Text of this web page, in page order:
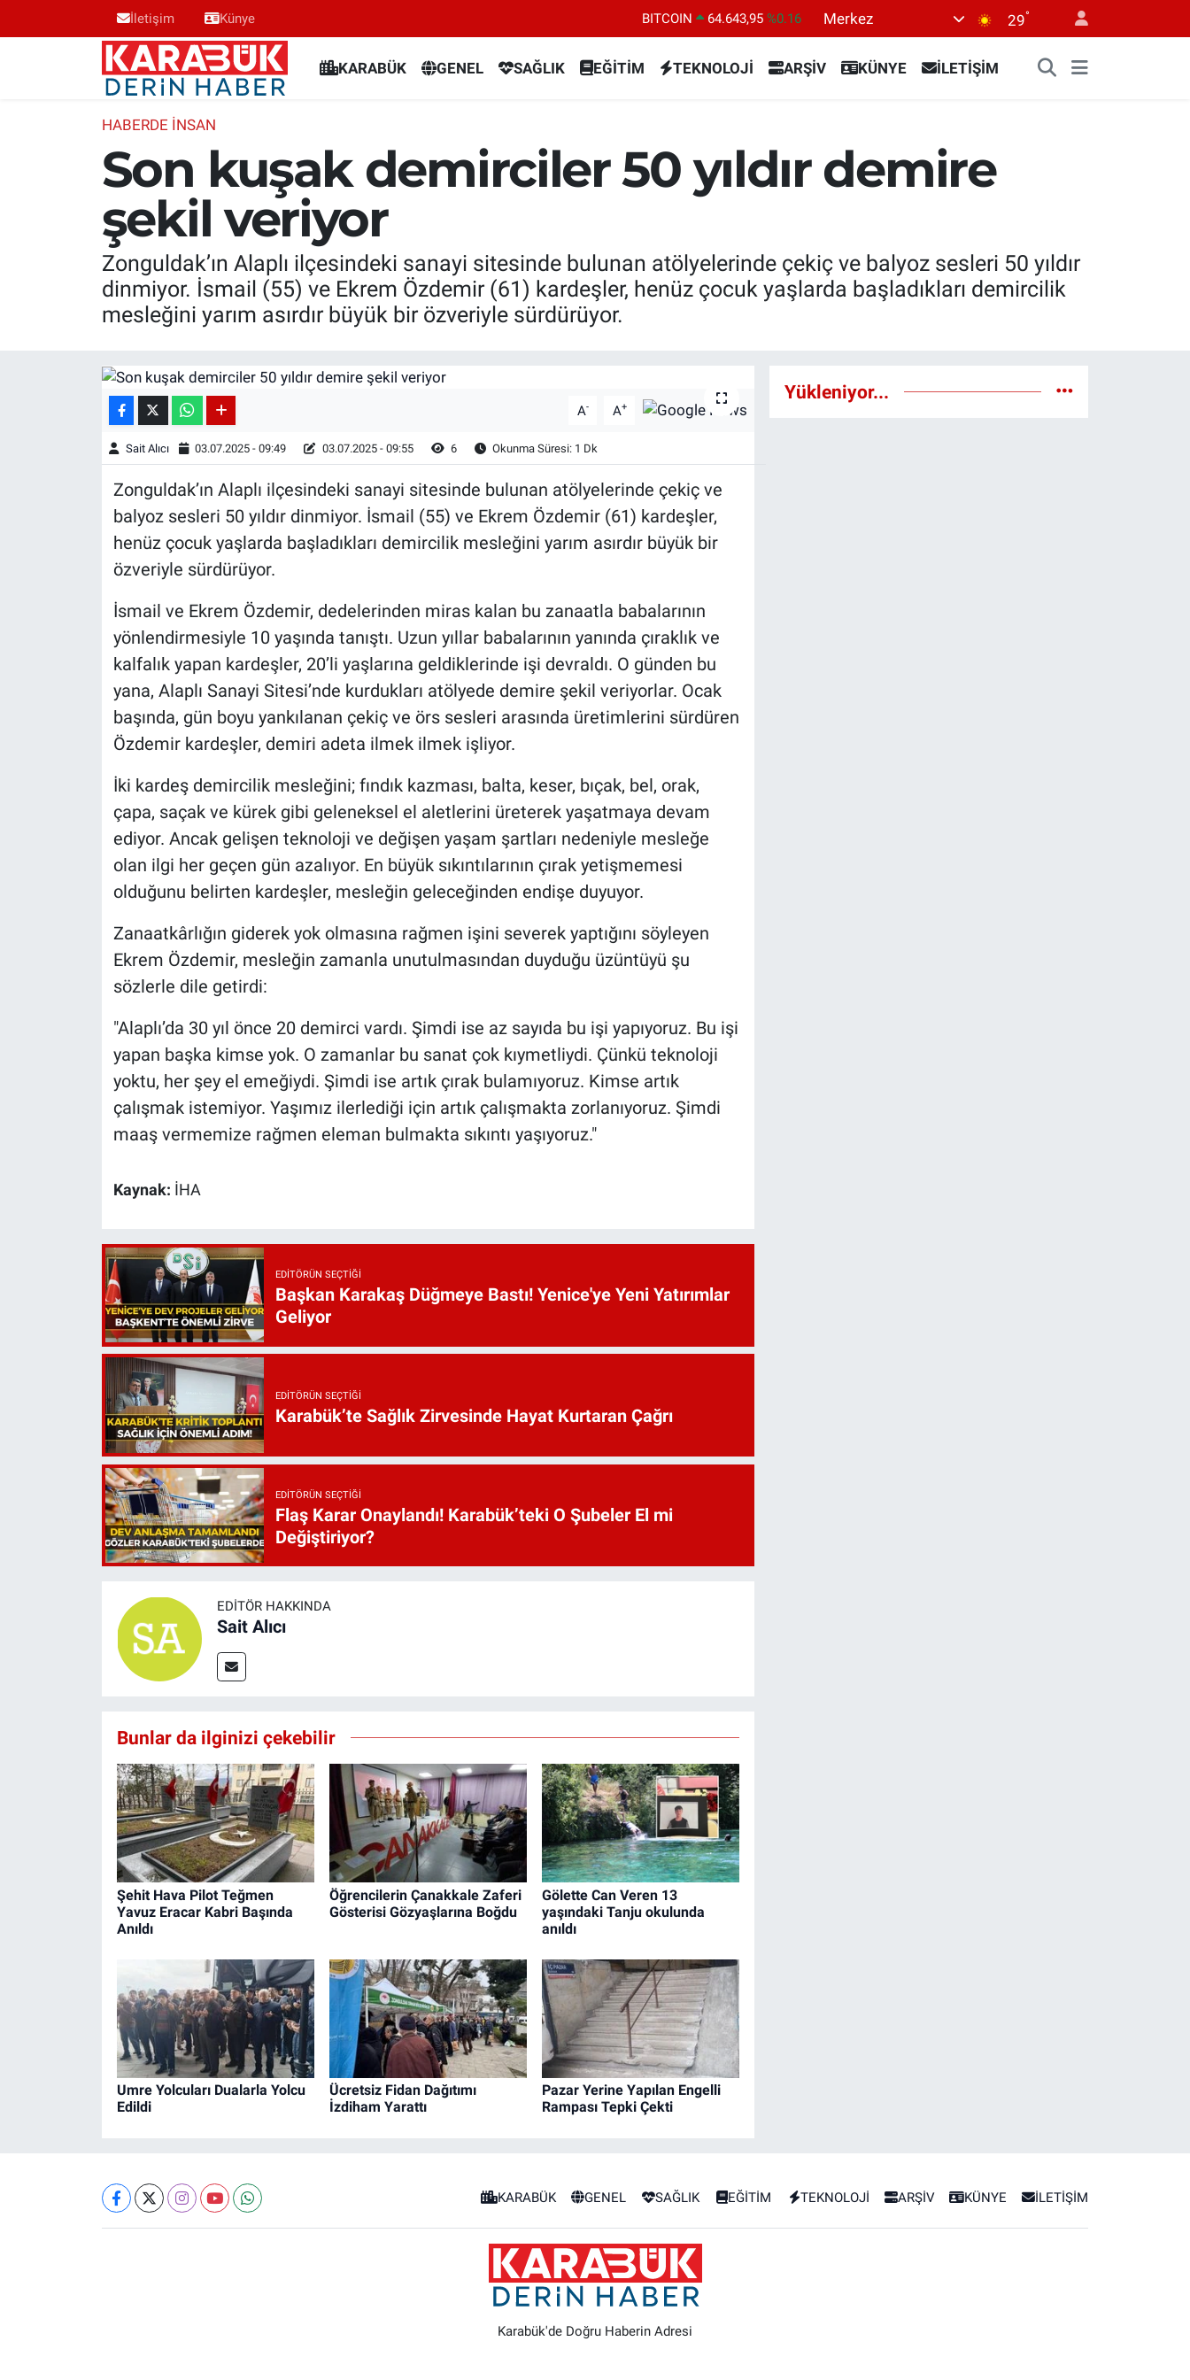
İletişim Künye BITCOIN 64.643,95 %0.16
6500.87
%0.12
BİST100
13.799
Merkez 29°
KARABÜK GENEL SAĞLIK EĞİTİM TEKNOLOJİ ARŞİV KÜNYE İLETİŞİM
HABERDE INSAN
Son kuşak demirciler 50 yıldır demire
şekil veriyor
Zonguldak’ın Alaplı ilçesindeki sanayi sitesinde bulunan atölyelerinde çekiç ve balyoz sesleri 50 yıldır
dinmiyor. İsmail (55) ve Ekrem Özdemir (61) kardeşler, henüz çocuk yaşlarda başladıkları demircilik
mesleğini yarım asırdır büyük bir özveriyle sürdürüyor.
A- A+
Sait Alıcı 03.07.2025 - 09:49 03.07.2025 - 09:55 6 Okunma Süresi: 1 Dk
Zonguldak’ın Alaplı ilçesindeki sanayi sitesinde bulunan atölyelerinde çekiç ve
balyoz sesleri 50 yıldır dinmiyor. İsmail (55) ve Ekrem Özdemir (61) kardeşler,
henüz çocuk yaşlarda başladıkları demircilik mesleğini yarım asırdır büyük bir
özveriyle sürdürüyor.
İsmail ve Ekrem Özdemir, dedelerinden miras kalan bu zanaatla babalarının
yönlendirmesiyle 10 yaşında tanıştı. Uzun yıllar babalarının yanında çıraklık ve
kalfalık yapan kardeşler, 20’li yaşlarına geldiklerinde işi devraldı. O günden bu
yana, Alaplı Sanayi Sitesi’nde kurdukları atölyede demire şekil veriyorlar. Ocak
başında, gün boyu yankılanan çekiç ve örs sesleri arasında üretimlerini sürdüren
Özdemir kardeşler, demiri adeta ilmek ilmek işliyor.
İki kardeş demircilik mesleğini; fındık kazması, balta, keser, bıçak, bel, orak,
çapa, saçak ve kürek gibi geleneksel el aletlerini üreterek yaşatmaya devam
ediyor. Ancak gelişen teknoloji ve değişen yaşam şartları nedeniyle mesleğe
olan ilgi her geçen gün azalıyor. En büyük sıkıntılarının çırak yetişmemesi
olduğunu belirten kardeşler, mesleğin geleceğinden endişe duyuyor.
Zanaatkârlığın giderek yok olmasına rağmen işini severek yaptığını söyleyen
Ekrem Özdemir, mesleğin zamanla unutulmasından duyduğu üzüntüyü şu
sözlerle dile getirdi:
"Alaplı’da 30 yıl önce 20 demirci vardı. Şimdi ise az sayıda bu işi yapıyoruz. Bu işi
yapan başka kimse yok. O zamanlar bu sanat çok kıymetliydi. Çünkü teknoloji
yoktu, her şey el emeğiydi. Şimdi ise artık çırak bulamıyoruz. Kimse artık
çalışmak istemiyor. Yaşımız ilerlediği için artık çalışmakta zorlanıyoruz. Şimdi
maaş vermemize rağmen eleman bulmakta sıkıntı yaşıyoruz."
Kaynak: İHA
EDITÖRÜN SEÇTIĞI
Başkan Karakaş Düğmeye Bastı! Yenice'ye Yeni Yatırımlar
Geliyor
EDITÖRÜN SEÇTIĞI
Karabük’te Sağlık Zirvesinde Hayat Kurtaran Çağrı
EDITÖRÜN SEÇTIĞI
Flaş Karar Onaylandı! Karabük’teki O Şubeler El mi
Değiştiriyor?
EDITÖR HAKKINDA
Sait Alıcı
Bunlar da ilginizi çekebilir
Şehit Hava Pilot Teğmen
Yavuz Eracar Kabri Başında
Anıldı
Öğrencilerin Çanakkale Zaferi
Gösterisi Gözyaşlarına Boğdu
Gölette Can Veren 13
yaşındaki Tanju okulunda
anıldı
Umre Yolcuları Dualarla Yolcu
Edildi
Ücretsiz Fidan Dağıtımı
İzdiham Yarattı
Pazar Yerine Yapılan Engelli
Rampası Tepki Çekti
Yükleniyor...
KARABÜK GENEL SAĞLIK EĞİTİM TEKNOLOJİ ARŞİV KÜNYE İLETİŞİM
Karabük'de Doğru Haberin Adresi
Karabük Nöbetçi Eczaneler
Karabük Hava Durumu
Karabük Trafik Yoğunluk Haritası
Süper Lig Puan Durumu ve Fikstür
Tüm Manşetler
Son Dakika Haberleri